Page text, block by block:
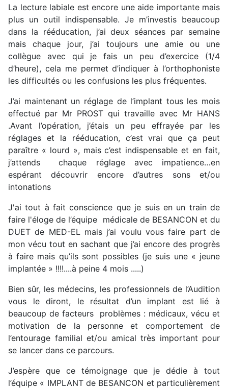
La lecture labiale est encore une aide importante mais
plus un outil indispensable. Je m’investis beaucoup
dans la rééducation, j’ai deux séances par semaine
mais chaque jour, j’ai toujours une amie ou une
collègue avec qui je fais un peu d’exercice (1/4
d’heure), cela me permet d’indiquer à l’orthophoniste
les difficultés ou les confusions les plus fréquentes.
J’ai maintenant un réglage de l’implant tous les mois
effectué par Mr PROST qui travaille avec Mr HANS
.Avant l’opération, j’étais un peu effrayée par les
réglages et la rééducation, c’est vrai que ça peut
paraître « lourd », mais c’est indispensable et en fait,
j’attends chaque réglage avec impatience…en
espérant découvrir encore d’autres sons et/ou
intonations
J'ai tout à fait conscience que je suis en un train de
faire l'éloge de l’équipe médicale de BESANCON et du
DUET de MED-EL mais j’ai voulu vous faire part de
mon vécu tout en sachant que j’ai encore des progrès
à faire mais qu’ils sont possibles (je suis une « jeune
implantée » !!!!....à peine 4 mois .....)
Bien sûr, les médecins, les professionnels de l’Audition
vous le diront, le résultat d’un implant est lié à
beaucoup de facteurs problèmes : médicaux, vécu et
motivation de la personne et comportement de
l’entourage familial et/ou amical très important pour
se lancer dans ce parcours.
J’espère que ce témoignage que je dédie à tout
l’équipe « IMPLANT de BESANCON et particulièrement